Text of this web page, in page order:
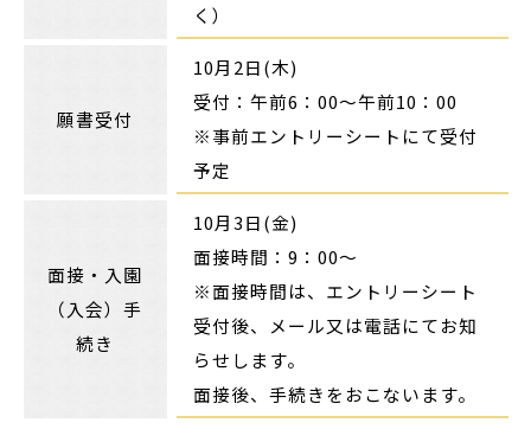
く）
願書受付
10月2日(木)
受付：午前6：00～午前10：00
※事前エントリーシートにて受付
予定
面接・入園
（入会）手
続き
10月3日(金)
面接時間：9：00～
※面接時間は、エントリーシート
受付後、メール又は電話にてお知
らせします。
面接後、手続きをおこないます。